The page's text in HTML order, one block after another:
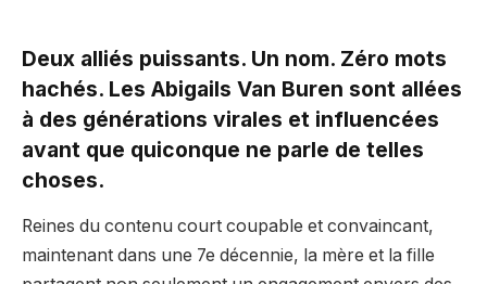
Deux alliés puissants. Un nom. Zéro mots
hachés. Les Abigails Van Buren sont allées
à des générations virales et influencées
avant que quiconque ne parle de telles
choses.
Reines du contenu court coupable et convaincant,
maintenant dans une 7e décennie, la mère et la fille